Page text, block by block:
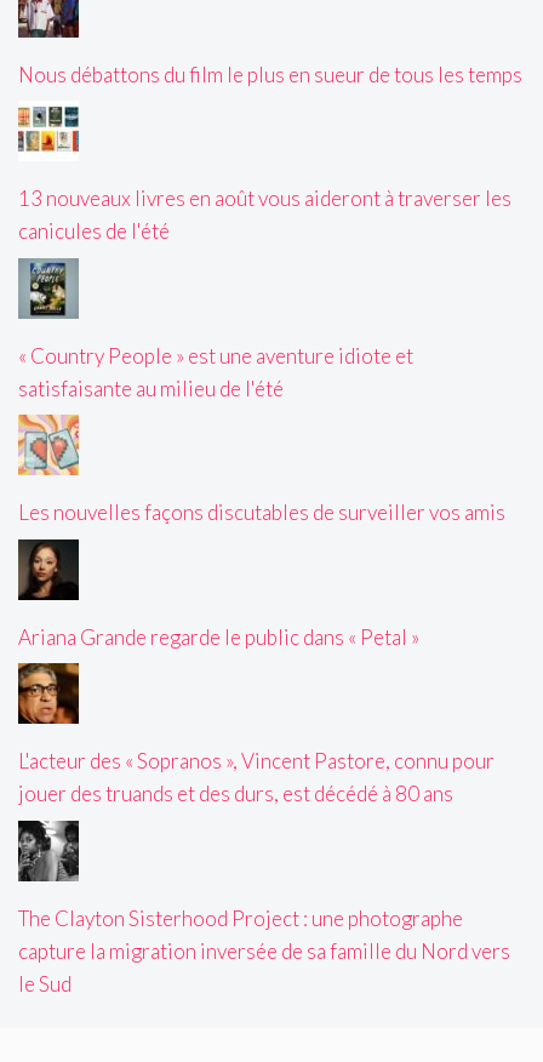
Nous débattons du film le plus en sueur de tous les temps
13 nouveaux livres en août vous aideront à traverser les
canicules de l'été
« Country People » est une aventure idiote et
satisfaisante au milieu de l'été
Les nouvelles façons discutables de surveiller vos amis
Ariana Grande regarde le public dans « Petal »
L'acteur des « Sopranos », Vincent Pastore, connu pour
jouer des truands et des durs, est décédé à 80 ans
The Clayton Sisterhood Project : une photographe
capture la migration inversée de sa famille du Nord vers
le Sud